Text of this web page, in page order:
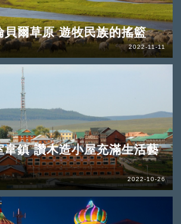
貝爾草原 遊牧民族的搖籃
2022-11-11
韋鎮 讚木造小屋充滿生活藝
2022-10-26